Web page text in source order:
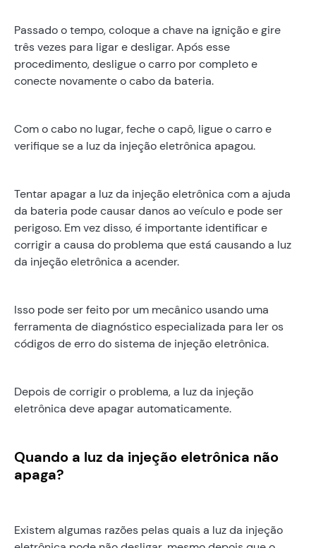
Passado o tempo, coloque a chave na ignição e gire
três vezes para ligar e desligar. Após esse
procedimento, desligue o carro por completo e
conecte novamente o cabo da bateria.
Com o cabo no lugar, feche o capô, ligue o carro e
verifique se a luz da injeção eletrônica apagou.
Tentar apagar a luz da injeção eletrônica com a ajuda
da bateria pode causar danos ao veículo e pode ser
perigoso. Em vez disso, é importante identificar e
corrigir a causa do problema que está causando a luz
da injeção eletrônica a acender.
Isso pode ser feito por um mecânico usando uma
ferramenta de diagnóstico especializada para ler os
códigos de erro do sistema de injeção eletrônica.
Depois de corrigir o problema, a luz da injeção
eletrônica deve apagar automaticamente.
Quando a luz da injeção eletrônica não
apaga?
Existem algumas razões pelas quais a luz da injeção